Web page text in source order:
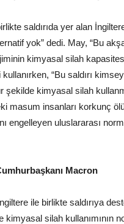
saldırıda yer alan
yok” dedi. May, “Bu
kimyasal silah
kullanırken, “Bu saldırı
şekilde kimyasal silah
masum insanları korkunç
engelleyen uluslararası
Macron
ile birlikte saldırıya
kimyasal silah